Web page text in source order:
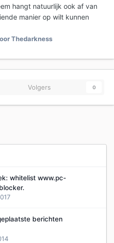
hangt natuurlijk ook af van
manier op wilt kunnen
Thedarkness
Volgers 0
whitelist www.pc-
berichten